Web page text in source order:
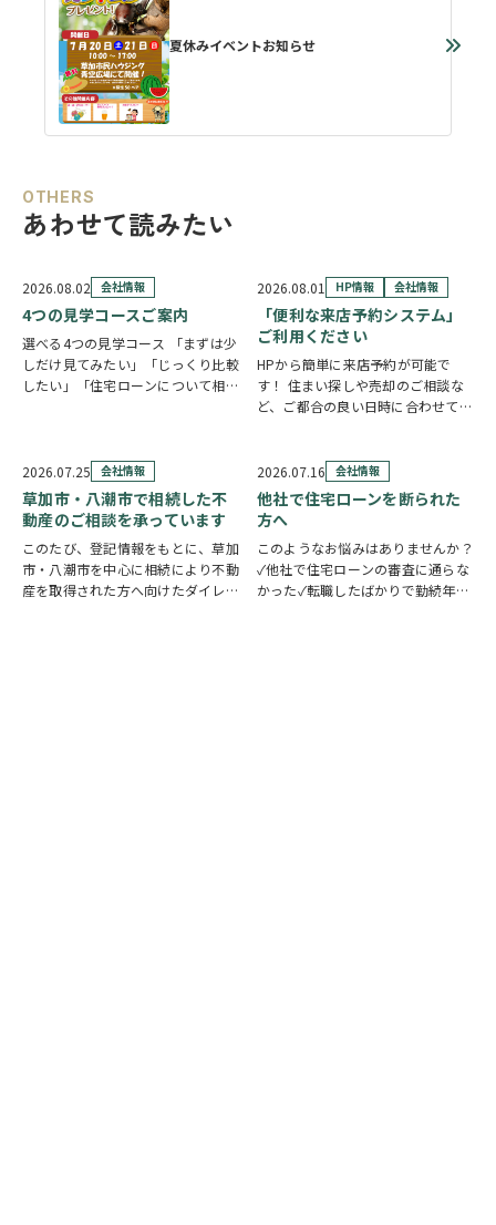
夏休みイベントお知らせ
OTHERS
あわせて読みたい
2026.08.02 会社情報
4つの見学コースご案内
選べる4つの見学コース 「まずは少
しだけ見てみたい」「じっくり比較
したい」「住宅ローンについて相談
せて選べる4つの見学コースをご用
意しています。 …
2026.08.01 HP情報 会社情報
「便利な来店予約システム」
ご利用ください
HPから簡単に来店予約が可能で
す！ 住まい探しや売却のご相談な
ど、ご都合の良い日時に合わせてホ
望の日程を選んで、必要事項を入力
するだけで予約完了！ 「まずは相
談だけしたい」「気…
2026.07.25 会社情報
草加市・八潮市で相続した不
動産のご相談を承っています
このたび、登記情報をもとに、草加
市・八潮市を中心に相続により不動
産を取得された方へ向けたダイレク
2026.07.16 会社情報
他社で住宅ローンを断られた
方へ
このようなお悩みはありませんか？
✓他社で住宅ローンの審査に通らな
かった✓転職したばかりで勤続年数